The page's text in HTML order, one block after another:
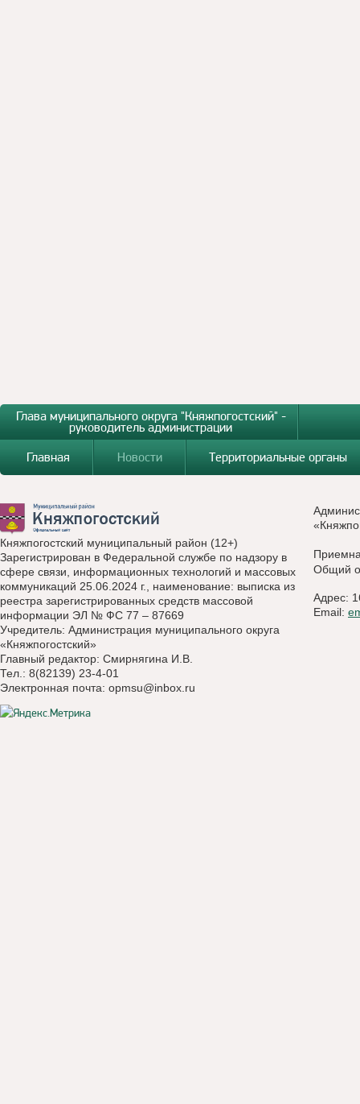
Глава муниципального округа "Княжпогостский" -
руководитель администрации
Главная
Новости Территориальные органы
Княжпогостский муниципальный район (12+)
Зарегистрирован в Федеральной службе по надзору в
сфере связи, информационных технологий и массовых
коммуникаций 25.06.2024 г., наименование: выписка из
реестра зарегистрированных средств массовой
информации ЭЛ № ФС 77 – 87669
Учредитель: Администрация муниципального округа
«Княжпогостский»
Главный редактор: Смирнягина И.В.
Тел.: 8(82139) 23-4-01
Электронная почта: opmsu@inbox.ru
Общий
Адрес:
Email: